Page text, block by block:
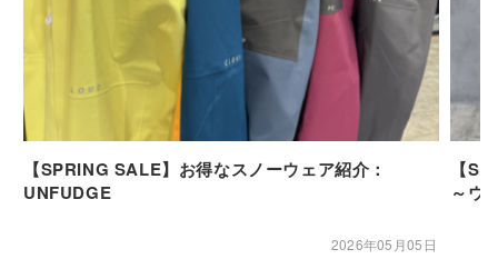
【SPRING SALE】お得なスノーウェア紹介：
UNFUDGE
2026年05月05日
【
～ウ